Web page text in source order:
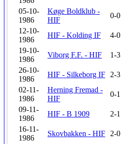
05-10-
1986
Køge Boldklub -
HIF
0-0
12-10-
1986
HIF - Kolding IF 4-0
19-10-
1986
Viborg F.F. - HIF 1-3
26-10-
1986
HIF - Silkeborg IF 2-3
02-11-
1986
Herning Fremad -
HIF
0-1
09-11-
1986
HIF - B 1909 2-1
16-11-
1986
Skovbakken - HIF 2-0